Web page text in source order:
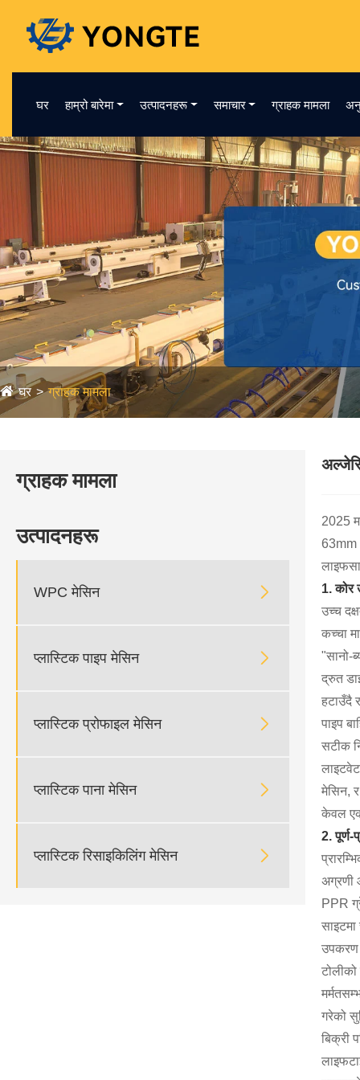
घर हाम्रो बारेमा उत्पादनहरू समाचार ग्राहक मामला
घर ग्राहक मामला
ग्राहक मामला
उत्पादनहरू
WPC मेसिन 
प्लास्टिक पाइप मेसिन 
प्लास्टिक प्रोफाइल मेसिन 
प्लास्टिक पाना मेसिन 
प्लास्टिक रिसाइकिलिंग मेसिन 
2025
63mm
1. कोर
उच्च
कच्चा
"सानो-
द्रुत
हटाउँदै
पाइप
सटीक
मेसिन,
केवल
2. पूर्ण-
अग्रणी
PPR
उपकरण
गरेको
बिक्री